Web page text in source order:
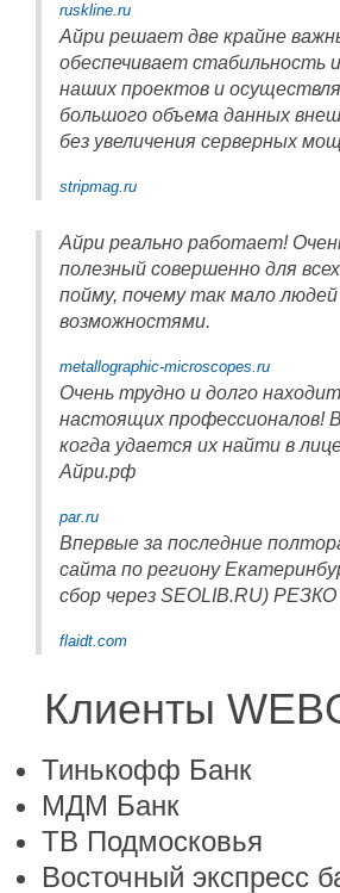
ruskline.ru
Айри решает две крайне
обеспечивает стабильность
наших проектов и
большого объема данных
без увеличения серверных
stripmag.ru
Айри реально работает!
полезный совершенно для
пойму, почему так мало
возможностями.
metallographic-microscopes.ru
Очень трудно и долго
настоящих профессионалов!
когда удается их найти в
Айри.рф
par.ru
Впервые за последние
сайта по региону
сбор через SEOLIB.RU)
flaidt.com
Клиенты
Тинькофф Банк
МДМ Банк
ТВ Подмосковья
Восточный экспресс